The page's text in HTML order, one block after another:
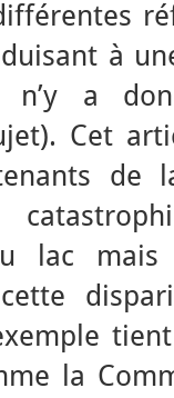
à
n’y a
Cet
de
lac
la